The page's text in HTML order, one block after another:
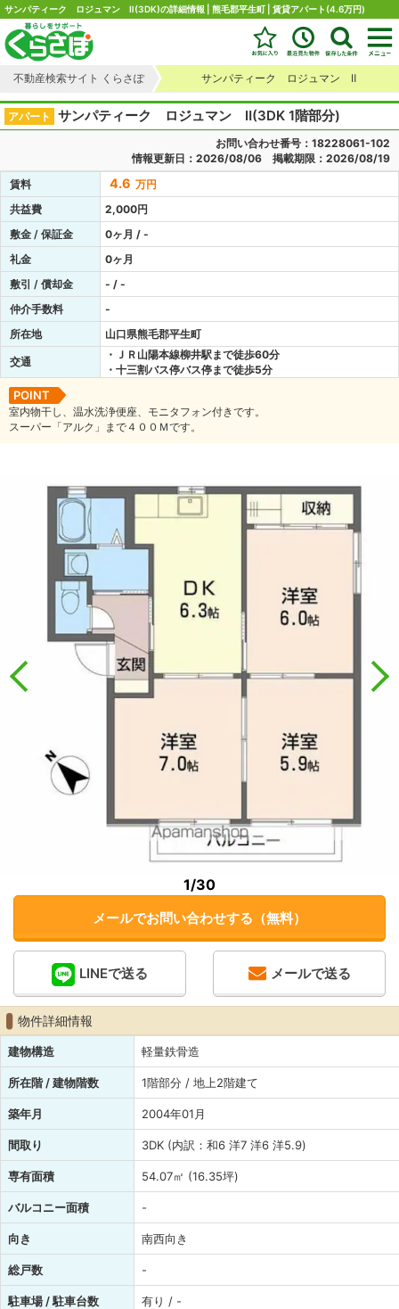
サンパティーク ロジュマン Ⅱ(3DK)の詳細情報 | 熊毛郡平生町 | 賃貸アパート(4.6万円)
不動産検索サイト くらさぽ サンパティーク ロジュマン Ⅱ
アパート サンパティーク ロジュマン Ⅱ(3DK 1階部分)
お問い合わせ番号：18228061-102
情報更新日：2026/08/06 掲載期限：2026/08/19
賃料
4.6 万円
共益費
2,000円
敷金 / 保証金
0ヶ月 / -
礼金
0ヶ月
敷引 / 償却金
- / -
仲介手数料
-
所在地
山口県熊毛郡平生町
交通
・ＪＲ山陽本線柳井駅まで徒歩60分
・十三割バス停バス停まで徒歩5分
POINT
室内物干し、温水洗浄便座、モニタフォン付きです。
スーパー「アルク」まで４００Ｍです。
1/30
メールでお問い合わせする（無料）
LINEで送る メールで送る
物件詳細情報
建物構造 軽量鉄骨造
所在階 / 建物階数 1階部分 / 地上2階建て
築年月 2004年01月
間取り 3DK (内訳：和6 洋7 洋6 洋5.9)
専有面積 54.07㎡ (16.35坪)
バルコニー面積 -
向き 南西向き
総戸数 -
駐車場 / 駐車台数 有り / -